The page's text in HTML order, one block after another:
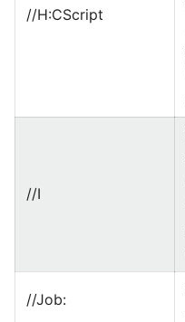
//H:CScript
//I
//Job: